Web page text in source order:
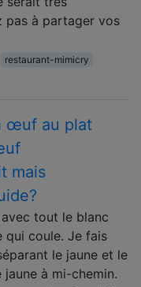
pas à partager vos
restaurant-mimicry
œuf au plat
mais
tout le blanc
qui coule. Je fais
le jaune et le
à mi-chemin.